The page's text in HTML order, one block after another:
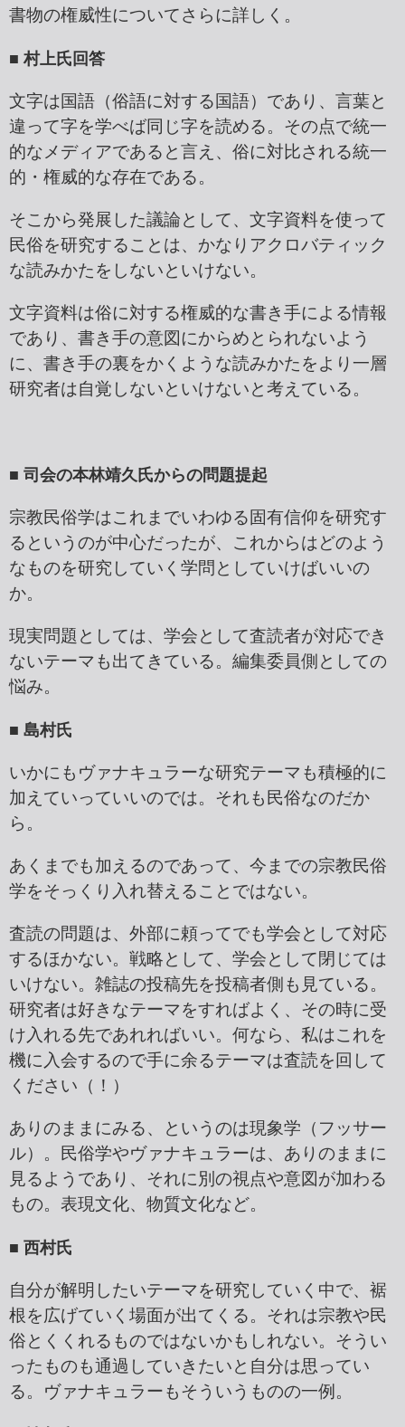
書物の権威性についてさらに詳しく。
■ 村上氏回答
文字は国語（俗語に対する国語）であり、言葉と
違って字を学べば同じ字を読める。その点で統一
的なメディアであると言え、俗に対比される統一
的・権威的な存在である。
そこから発展した議論として、文字資料を使って
民俗を研究することは、かなりアクロバティック
な読みかたをしないといけない。
文字資料は俗に対する権威的な書き手による情報
であり、書き手の意図にからめとられないよう
に、書き手の裏をかくような読みかたをより一層
研究者は自覚しないといけないと考えている。
■ 司会の本林靖久氏からの問題提起
宗教民俗学はこれまでいわゆる固有信仰を研究す
るというのが中心だったが、これからはどのよう
なものを研究していく学問としていけばいいの
か。
現実問題としては、学会として査読者が対応でき
ないテーマも出てきている。編集委員側としての
悩み。
■ 島村氏
いかにもヴァナキュラーな研究テーマも積極的に
加えていっていいのでは。それも民俗なのだか
ら。
あくまでも加えるのであって、今までの宗教民俗
学をそっくり入れ替えることではない。
査読の問題は、外部に頼ってでも学会として対応
するほかない。戦略として、学会として閉じては
いけない。雑誌の投稿先を投稿者側も見ている。
研究者は好きなテーマをすればよく、その時に受
け入れる先であれればいい。何なら、私はこれを
機に入会するので手に余るテーマは査読を回して
ください（！）
ありのままにみる、というのは現象学（フッサー
ル）。民俗学やヴァナキュラーは、ありのままに
見るようであり、それに別の視点や意図が加わる
もの。表現文化、物質文化など。
■ 西村氏
自分が解明したいテーマを研究していく中で、裾
根を広げていく場面が出てくる。それは宗教や民
俗とくくれるものではないかもしれない。そうい
ったものも通過していきたいと自分は思ってい
る。ヴァナキュラーもそういうものの一例。